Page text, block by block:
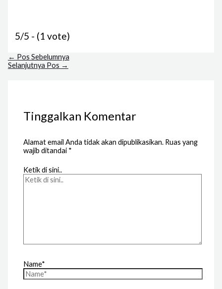
5/5 - (1 vote)
← Pos Sebelumnya
Selanjutnya Pos →
Tinggalkan Komentar
Alamat email Anda tidak akan dipublikasikan. Ruas yang
wajib ditandai *
Ketik di sini..
Name*